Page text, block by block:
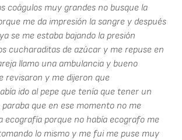
coágulos muy grandes no busque la
me da impresión la sangre y después
se me estaba bajando la presión
cucharaditas de azúcar y me repuse en
llamo una ambulancia y bueno
revisaron y me dijeron que
ido al pepe que tenía que tener un
que en ese momento no me
ecografía porque no había ecografo me
lo mismo y me fui me puse muy